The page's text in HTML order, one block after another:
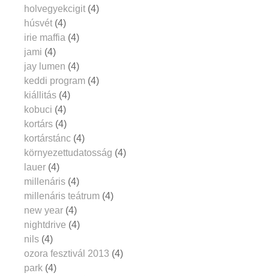
holvegyekcigit (4)
húsvét (4)
irie maffia (4)
jami (4)
jay lumen (4)
keddi program (4)
kiállitás (4)
kobuci (4)
kortárs (4)
kortárstánc (4)
környezettudatosság (4)
lauer (4)
millenáris (4)
millenáris teátrum (4)
new year (4)
nightdrive (4)
nils (4)
ozora fesztivál 2013 (4)
park (4)